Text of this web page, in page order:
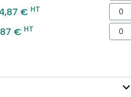
€ HT
€ HT